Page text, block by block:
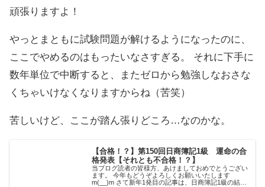
頑張りますよ！
やっとまともに試験問題が解けるようになったのに、
ここでやめるのはもったいなさすぎる。 それに下手に
数年単位で中断すると、またゼロから勉強しなおさな
くちゃいけなくなりますからね（苦笑）
苦しいけど、ここが踏ん張りどころ…なのかな。
【合格！？】第150回日商簿記1級 運命の合
格発表【それとも不合格！？】
当ブログ読者の皆様方、あけましておめでとうござい
ます。 今年もどうぞよろしくお願いいたします
m(__)m さて新年1発目の記事は、日商簿記1級の結果